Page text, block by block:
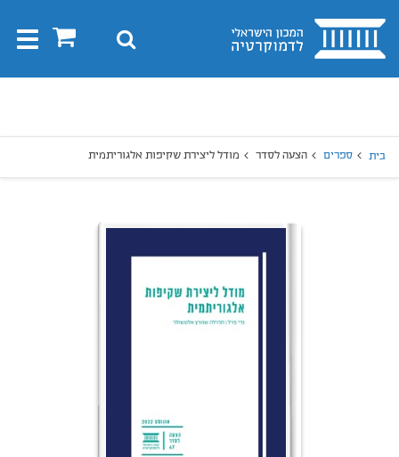
בית 0 חיפוש
בית ספרים הצעה לסדר מודל ליצירת שקיפות אלגוריתמית